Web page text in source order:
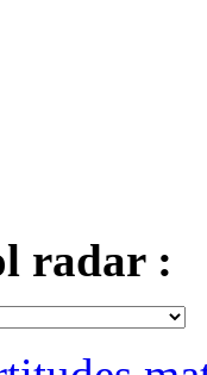
radar :